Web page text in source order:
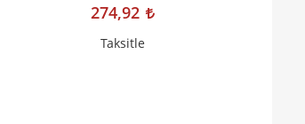
274,92
Taksitle